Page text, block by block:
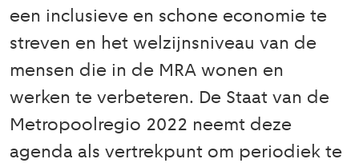
een inclusieve en schone economie te
streven en het welzijnsniveau van de
mensen die in de MRA wonen en
werken te verbeteren. De Staat van de
Metropoolregio 2022 neemt deze
agenda als vertrekpunt om periodiek te